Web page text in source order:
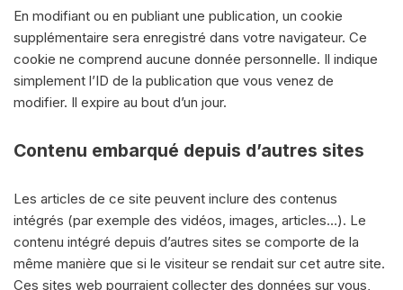
En modifiant ou en publiant une publication, un cookie
supplémentaire sera enregistré dans votre navigateur. Ce
cookie ne comprend aucune donnée personnelle. Il indique
simplement l’ID de la publication que vous venez de
modifier. Il expire au bout d’un jour.
Contenu embarqué depuis d’autres sites
Les articles de ce site peuvent inclure des contenus
intégrés (par exemple des vidéos, images, articles…). Le
contenu intégré depuis d’autres sites se comporte de la
même manière que si le visiteur se rendait sur cet autre site.
Ces sites web pourraient collecter des données sur vous,